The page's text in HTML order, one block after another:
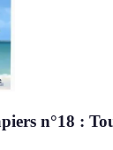
n°18 :